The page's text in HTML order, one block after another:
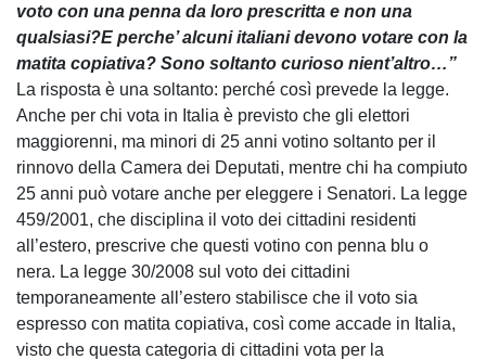
voto con una penna da loro prescritta e non una
qualsiasi?E perche’ alcuni italiani devono votare con la
matita copiativa? Sono soltanto curioso nient’altro…”
La risposta è una soltanto: perché così prevede la legge.
Anche per chi vota in Italia è previsto che gli elettori
maggiorenni, ma minori di 25 anni votino soltanto per il
rinnovo della Camera dei Deputati, mentre chi ha compiuto
25 anni può votare anche per eleggere i Senatori. La legge
459/2001, che disciplina il voto dei cittadini residenti
all’estero, prescrive che questi votino con penna blu o
nera. La legge 30/2008 sul voto dei cittadini
temporaneamente all’estero stabilisce che il voto sia
espresso con matita copiativa, così come accade in Italia,
visto che questa categoria di cittadini vota per la